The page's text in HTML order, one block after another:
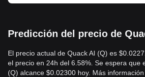
Predicción del precio de
El precio actual de Quack AI (Q) es
el precio en 24h del 6.58%. Se espera que
(Q) alcance $0.02300 hoy. Más